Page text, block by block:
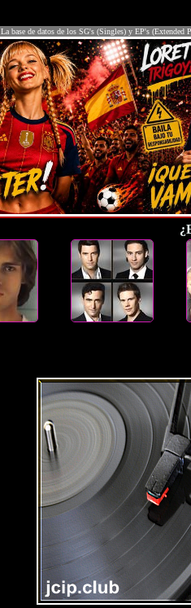
La base de datos de los SG's (Singles) y EP's (Extended